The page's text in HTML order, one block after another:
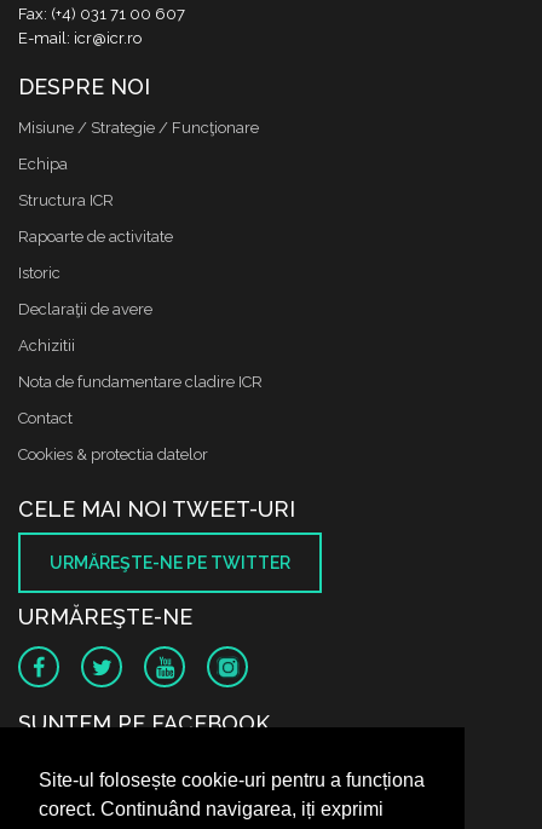
Site-ul folosește cookie-uri pentru a funcționa
corect. Continuând navigarea, iți exprimi
Fax: (+4) 031 71 00 607
E-mail: icr@icr.ro
DESPRE NOI
Misiune / Strategie / Funcţionare
Echipa
Structura ICR
Rapoarte de activitate
Istoric
Declaraţii de avere
Achizitii
Nota de fundamentare cladire ICR
Contact
Cookies & protectia datelor
CELE MAI NOI TWEET-URI
URMĂREŞTE-NE PE TWITTER
URMĂREŞTE-NE
SUNTEM PE FACEBOOK